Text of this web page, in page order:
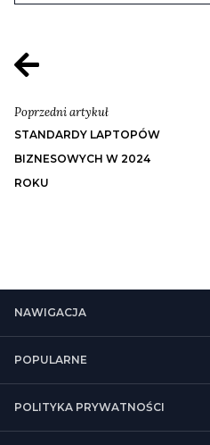
Poprzedni artykuł
STANDARDY LAPTOPÓW
BIZNESOWYCH W 2024
ROKU
NAWIGACJA
POPULARNE
POLITYKA PRYWATNOŚCI